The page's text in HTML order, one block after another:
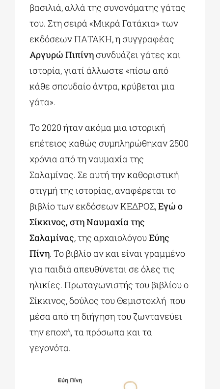
βασιλιά, αλλά της συνονόματης γάτας
του. Στη σειρά «Μικρά Γατάκια» των
εκδόσεων ΠΑΤΑΚΗ, η συγγραφέας
Αργυρώ Πιπίνησυνδυάζει γάτες και
ιστορία, γιατί άλλωστε «πίσω από
κάθε σπουδαίο άντρα, κρύβεται μια
γάτα».
Το 2020 ήταν ακόμα μια ιστορική
επέτειος καθώς συμπληρώθηκαν 2500
χρόνια από τη ναυμαχία της
Σαλαμίνας. Σε αυτή την καθοριστική
στιγμή της ιστορίας, αναφέρεται το
βιβλίο των εκδόσεων ΚΕΔΡΟΣ,Εγώ ο
Σίκκινος, στη Ναυμαχία της
Σαλαμίνας,της αρχαιολόγουΕύης
Πίνη. Το βιβλίο αν και είναι γραμμένο
για παιδιά απευθύνεται σε όλες τις
ηλικίες. Πρωταγωνιστής του βιβλίου ο
Σίκκινος, δούλος του Θεμιστοκλή που
μέσα από τη διήγηση του ζωντανεύει
την εποχή, τα πρόσωπα και τα
γεγονότα.